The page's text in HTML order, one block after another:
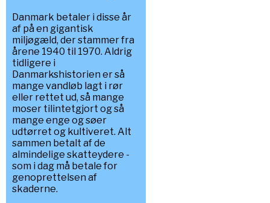
Danmark betaler i disse år
af på en gigantisk
miljøgæld, der stammer fra
årene 1940 til 1970. Aldrig
tidligere i
Danmarkshistorien er så
mange vandløb lagt i rør
eller rettet ud, så mange
moser tilintetgjort og så
mange enge og søer
udtørret og kultiveret. Alt
sammen betalt af de
almindelige skatteydere -
som i dag må betale for
genoprettelsen af
skaderne.